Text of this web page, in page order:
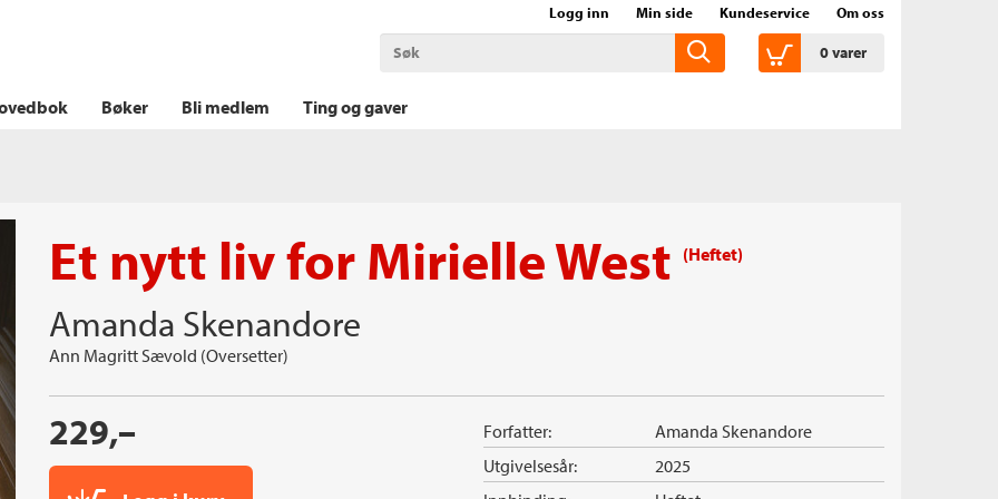
Logg inn Min side Kundeservice Om oss
0varer
Bøker Bli medlem Ting og gaver
Et nytt liv for Mirielle West (Heftet)
Amanda Skenandore
Ann Magritt Sævold (Oversetter)
229,– Forfatter: Amanda Skenandore
Utgivelsesår: 2025